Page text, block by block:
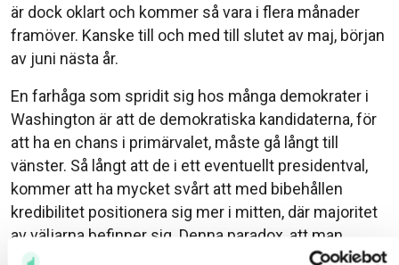
är dock oklart och kommer så vara i flera månader
framöver. Kanske till och med till slutet av maj, början
av juni nästa år.
En farhåga som spridit sig hos många demokrater i
Washington är att de demokratiska kandidaterna, för
att ha en chans i primärvalet, måste gå långt till
vänster. Så långt att de i ett eventuellt presidentval,
kommer att ha mycket svårt att med bibehållen
kredibilitet positionera sig mer i mitten, där majoritet
av väljarna befinner sig. Denna paradox, att man
måste ställa sig tydligt till vänster i primärvalen ökar